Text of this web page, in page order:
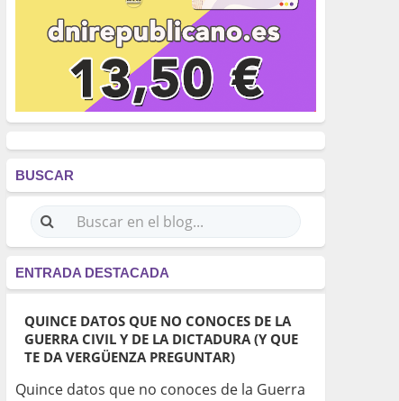
BUSCAR
ENTRADA DESTACADA
QUINCE DATOS QUE NO CONOCES DE LA
GUERRA CIVIL Y DE LA DICTADURA (Y QUE
TE DA VERGÜENZA PREGUNTAR)
Quince datos que no conoces de la Guerra